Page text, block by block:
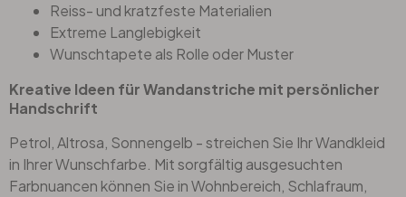
Reiss- und kratzfeste Materialien
Extreme Langlebigkeit
Wunschtapete als Rolle oder Muster
Kreative Ideen für Wandanstriche mit persönlicher
Handschrift
Petrol, Altrosa, Sonnengelb - streichen Sie Ihr Wandkleid
in Ihrer Wunschfarbe. Mit sorgfältig ausgesuchten
Farbnuancen können Sie in Wohnbereich, Schlafraum,